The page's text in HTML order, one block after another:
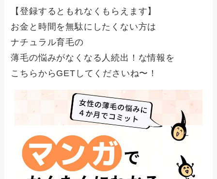
【登録するともれなくもらえます】
お金と時間を無駄にしたくない方は
ナチュラル育毛の
薄毛の悩みがなくなる人続出！な情報を
こちらからGETしてくださいね〜！